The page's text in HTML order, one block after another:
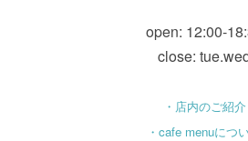
open: 12:00-
close:
・店内のご紹介
・cafe menuにつ